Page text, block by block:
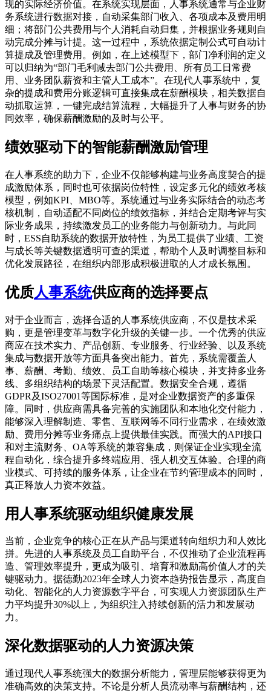
现的实际经济价值。在系统实现层面，人事系统通常与企业财
务系统进行数据对接，自动采集部门收入、各项成本及费用明
细；将部门公共费用与个人消耗自动归集，并根据业务规则自
动完成分摊与计提。这一过程中，系统依据定制公式可自动计
算提成及管理费用。例如，在上述模型下，部门净利润的定义
可以归纳为“部门毛利减去部门公共费用、所有员工日常费
用、业务团队薪资和主管人工成本”。在现代人事系统中，复
杂的提成和费用分账逻辑可直接集成在薪酬模块，相关数据自
动抓取运算，一键完成结算流程，大幅提升了人事与财务的协
同效率，确保薪酬激励的及时与公平。
绩效驱动下的智能薪酬激励管理
在人事系统的助力下，企业不仅能够构建与业务高度契合的提
成激励体系，同时也可依据岗位特性，设定多元化的绩效考核
模型，例如KPI、MBO等。系统通过与业务实际结合的动态考
核机制，自动适配不同岗位的绩效指标，并结合定期考评与实
际业务成果，持续激发员工的业务能力与创新动力。与此同
时，ESS自助系统的数据开放特性，为员工提供了业绩、工资
与成长等关键数据透明可查的渠道，帮助个人及时调整目标和
优化发展路径，在组织内部形成积极进取的人才成长氛围。
优质人事系统供应商的选择要点
对于企业而言，选择合适的人事系统供应商，不仅是技术采
购，更是管理变革与数字化升级的关键一步。一个优秀的供应
商应在技术实力、产品创新、专业服务、行业经验、以及系统
集成与数据开放等方面具备突出能力。首先，系统需覆盖人
事、薪酬、考勤、绩效、员工自助等核心模块，并支持多业务
线、多组织结构的场景下灵活配置。数据安全合规，遵循
GDPR及ISO27001等国际标准，是对企业数据资产的多重保
障。同时，供应商需具备完善的实施团队和本地化交付能力，
能够深入理解制造、零售、互联网等不同行业需求，在绩效激
励、费用分摊等业务痛点上提供最佳实践。而强大的API接口
和对主流财务、OA等系统的兼容集成，则保证企业实现全流
程自动化，综合提升多终端应用、强人机交互体验。合理的商
业模式、可持续的服务体系，让企业在节约管理成本的同时，
真正释放人力资本效益。
用人事系统驱动组织健康发展
当前，企业竞争的核心正在从产品与渠道转向组织力和人效比
拼。先进的人事系统及员工自助平台，不仅推动了企业流程再
造、管理效率提升，更成为吸引、培育和激励高价值人才的关
键驱动力。据德勤2023年全球人力资本趋势报告显示，高度自
动化、智能化的人力资源数字平台，可实现人力资源团队生产
力平均提升30%以上，为组织注入持续创新的活力和发展动
力。
深化数据驱动的人力资源决策
通过现代人事系统强大的数据分析能力，管理层能够获得更为
准确高效的决策支持。不论是分析人员流动率与薪酬结构，还